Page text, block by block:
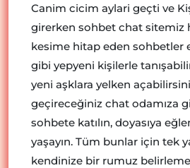
Canim cicim aylari geçti ve
girerken sohbet chat sitemiz
kesime hitap eden sohbetler
gibi yepyeni kişilerle
yeni aşklara yelken
geçireceğiniz chat odamıza
sohbete katılın, doyasıya
yaşayın. Tüm bunlar için tek
kendinize bir rumuz